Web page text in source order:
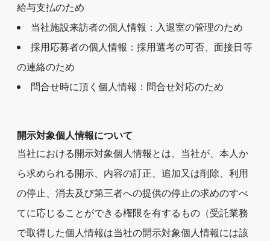
給与支払のため
当社施設来訪者の個人情報：入退室の管理のため
採用応募者の個人情報：採用選考の可否、面接日等
の連絡のため
問合せ時に頂く個人情報：問合せ対応のため
開示対象個人情報について
当社における開示対象個人情報とは、当社が、本人か
ら求められる開示、内容の訂正、追加又は削除、利用
の停止、消去及び第三者への提供の停止の求めのすべ
てに応じることができる権限を有するもの（受託業務
で取得した個人情報は当社の開示対象個人情報には該